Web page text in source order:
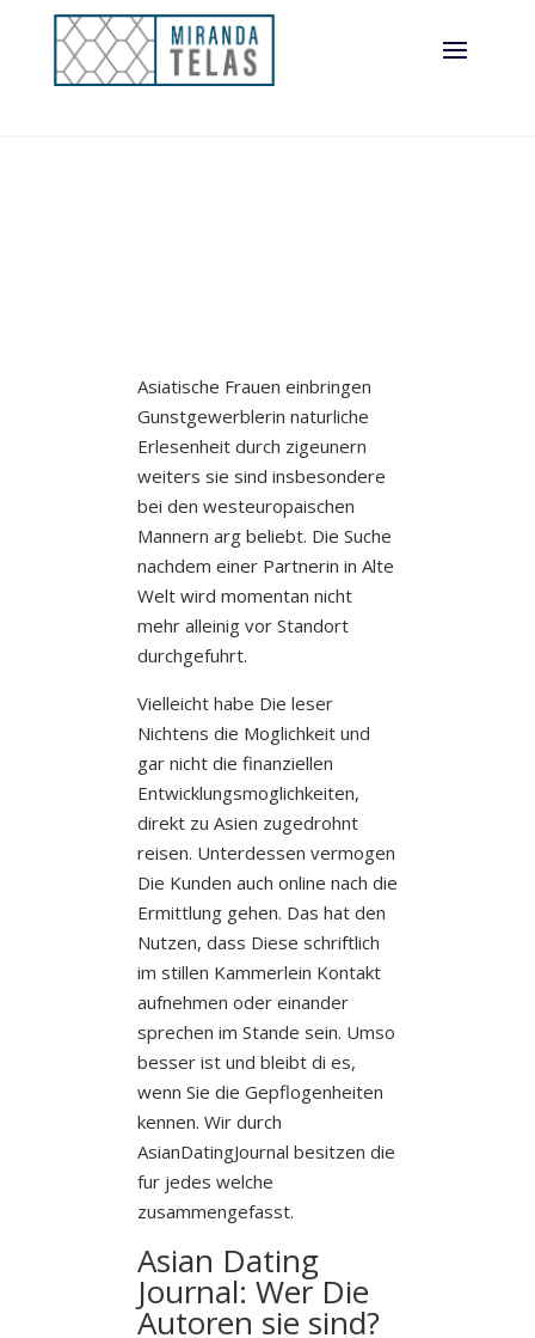
Asiatische Frauen einbringen
Gunstgewerblerin naturliche
Erlesenheit durch zigeunern
weiters sie sind insbesondere
bei den westeuropaischen
Mannern arg beliebt. Die Suche
nachdem einer Partnerin in Alte
Welt wird momentan nicht
mehr alleinig vor Standort
durchgefuhrt.
Vielleicht habe Die leser
Nichtens die Moglichkeit und
gar nicht die finanziellen
Entwicklungsmoglichkeiten,
direkt zu Asien zugedrohnt
reisen. Unterdessen vermogen
Die Kunden auch online nach die
Ermittlung gehen. Das hat den
Nutzen, dass Diese schriftlich
im stillen Kammerlein Kontakt
aufnehmen oder einander
sprechen im Stande sein. Umso
besser ist und bleibt di es,
wenn Sie die Gepflogenheiten
kennen. Wir durch
AsianDatingJournal besitzen die
fur jedes welche
zusammengefasst.
Asian Dating
Journal: Wer Die
Autoren sie sind?